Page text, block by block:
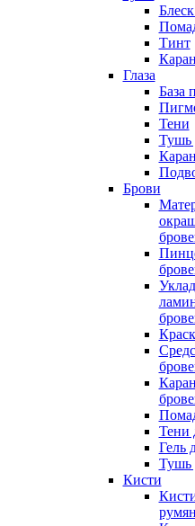
Тинт
Глаза
База
Тени
Тушь
Брови
Тени
Гель
Тушь
Кисти